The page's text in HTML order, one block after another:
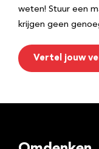
weten! Stuur een
krijgen geen
Vertel jouw